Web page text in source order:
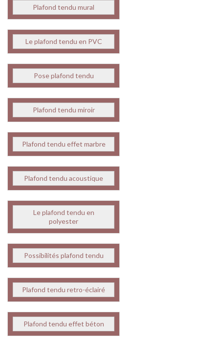
Plafond tendu mural
Le plafond tendu en PVC
Pose plafond tendu
Plafond tendu miroir
Plafond tendu effet marbre
Plafond tendu acoustique
Le plafond tendu en
polyester
Possibilités plafond tendu
Plafond tendu retro-éclairé
Plafond tendu effet béton